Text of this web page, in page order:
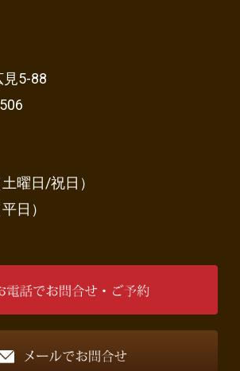
5-88
曜日/祝日）
日）